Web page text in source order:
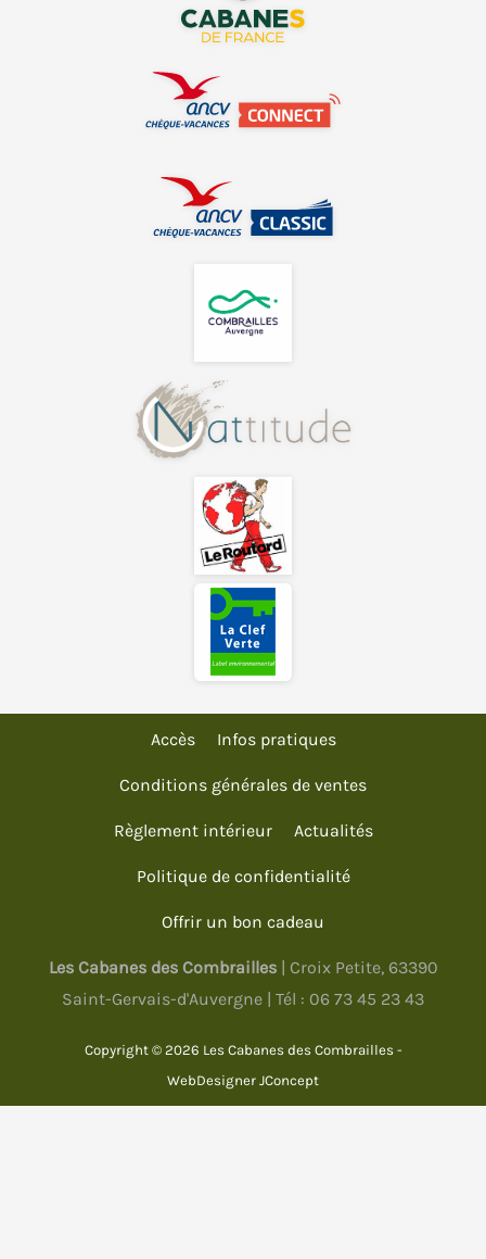
Accès Infos pratiques
Conditions générales de ventes
Règlement intérieur Actualités
Politique de confidentialité
Offrir un bon cadeau
Les Cabanes des Combrailles| Croix Petite, 63390
Saint-Gervais-d'Auvergne | Tél : 06 73 45 23 43
Copyright © 2026 Les Cabanes des Combrailles -
WebDesigner JConcept